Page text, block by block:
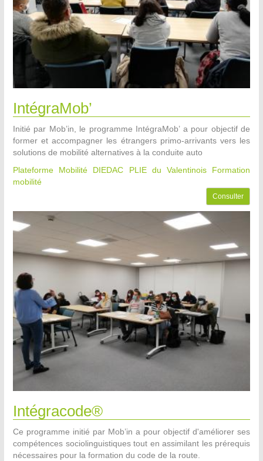
IntégraMob’
Initié par Mob’in, le programme IntégraMob’ a pour objectif de
former et accompagner les étrangers primo-arrivants vers les
solutions de mobilité alternatives à la conduite auto
Plateforme Mobilité DIEDAC PLIE du Valentinois
Formation
mobilité
Consulter
Intégracode®
Ce programme initié par Mob’in a pour objectif d'améliorer ses
compétences sociolinguistiques tout en assimilant les prérequis
nécessaires pour la formation du code de la route.